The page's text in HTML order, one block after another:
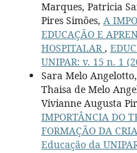
Marques, Patricia
Pires Simões, A
EDUCAÇÃO E
HOSPITALAR ,
UNIPAR: v. 15 n. 1
Sara Melo
Thaisa de Melo
Vivianne Augusta
IMPORTÂNCIA DO
FORMAÇÃO DA
Educação da